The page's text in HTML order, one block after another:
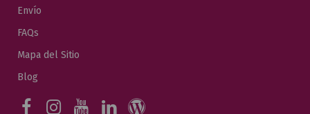
Envío
FAQs
Mapa del Sitio
Blog